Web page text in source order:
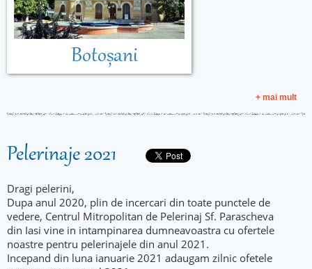
Botoșani
+ mai mult
Pelerinaje 2021
Dragi pelerini,
Dupa anul 2020, plin de incercari din toate punctele de
vedere, Centrul Mitropolitan de Pelerinaj Sf. Parascheva
din Iasi vine in intampinarea dumneavoastra cu ofertele
noastre pentru pelerinajele din anul 2021.
Incepand din luna ianuarie 2021 adaugam zilnic ofetele